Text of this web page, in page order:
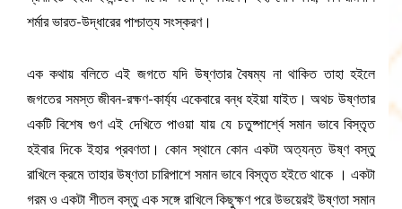
শর্মার ভারত-উদ্ধারের পাশ্চাত্য সংস্করণ।
এক কথায় বলিতে এই জগতে যদি উষ্ণতার বৈষম্য না থাকিত তাহা হইলে
জগতের সমস্ত জীবন-রক্ষণ-কার্য্য একেবারে বন্ধ হইয়া যাইত। অথচ উষ্ণতার
একটি বিশেষ গুণ এই দেখিতে পাওয়া যায় যে চতুষ্পার্শ্বে সমান ভাবে বিস্তৃত
হইবার দিকে ইহার প্রবণতা। কোন স্থানে কোন একটা অত্যন্ত উষ্ণ বস্তু
রাখিলে ক্রমে তাহার উষ্ণতা চারিপাশে সমান ভাবে বিস্তৃত হইতে থাকে । একটা
গরম ও একটা শীতল বস্তু এক সঙ্গে রাখিলে কিছুক্ষণ পরে উভয়েরই উষ্ণতা সমান